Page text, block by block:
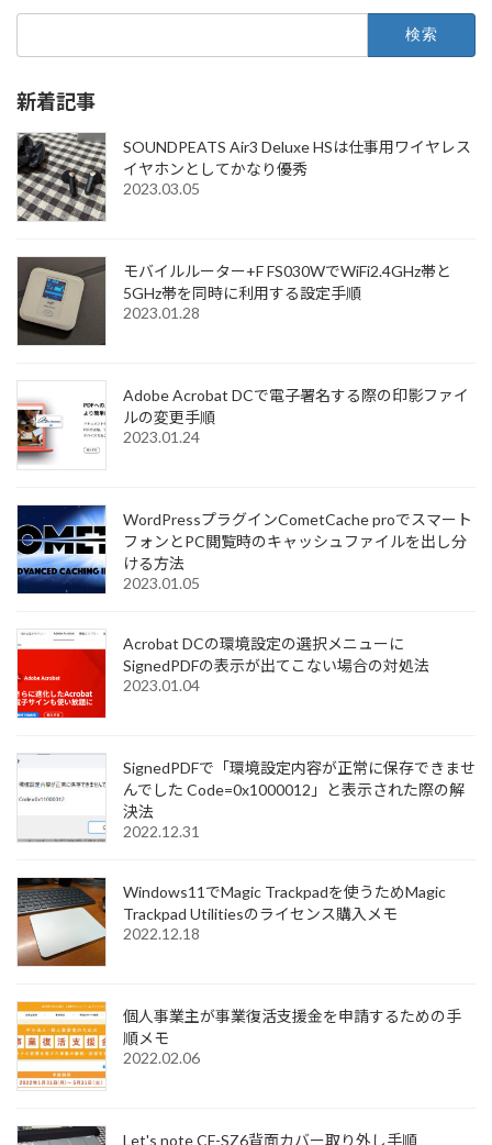
新着記事
SOUNDPEATS Air3 Deluxe HSは仕事用ワイヤレス
イヤホンとしてかなり優秀
2023.03.05
モバイルルーター+F FS030WでWiFi2.4GHz帯と
5GHz帯を同時に利用する設定手順
2023.01.28
Adobe Acrobat DCで電子署名する際の印影ファイ
ルの変更手順
2023.01.24
WordPressプラグインCometCache proでスマート
フォンとPC閲覧時のキャッシュファイルを出し分
ける方法
2023.01.05
Acrobat DCの環境設定の選択メニューに
SignedPDFの表示が出てこない場合の対処法
2023.01.04
SignedPDFで「環境設定内容が正常に保存できませ
んでした Code=0x1000012」と表示された際の解
決法
2022.12.31
Windows11でMagic Trackpadを使うためMagic
Trackpad Utilitiesのライセンス購入メモ
2022.12.18
個人事業主が事業復活支援金を申請するための手
順メモ
2022.02.06
Let's note CF-SZ6背面カバー取り外し手順